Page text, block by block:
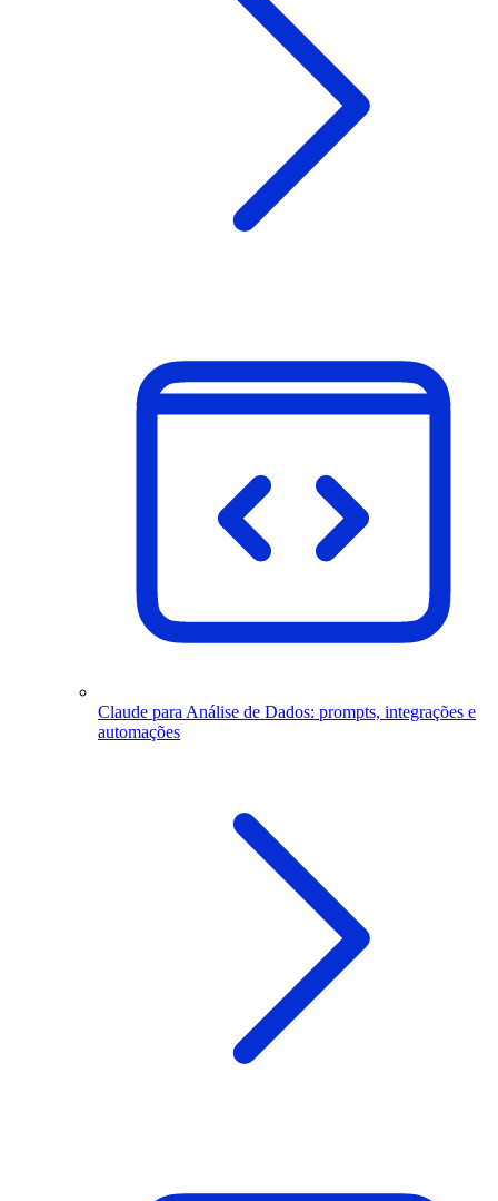
Claude para Análise de Dados: prompts, integrações e
automações